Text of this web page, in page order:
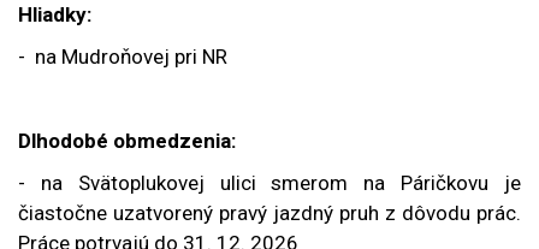
Hliadky:
- na Mudroňovej pri NR
Dlhodobé obmedzenia:
- na Svätoplukovej ulici smerom na Páričkovu je
čiastočne uzatvorený pravý jazdný pruh z dôvodu prác.
Práce potrvajú do 31. 12. 2026